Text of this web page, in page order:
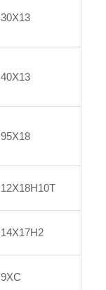
30Х13
40Х13
95Х18
12Х18Н10Т
14Х17Н2
9ХС